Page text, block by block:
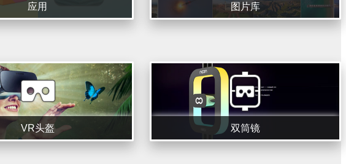
应用 图片库
VR头盔 双筒镜